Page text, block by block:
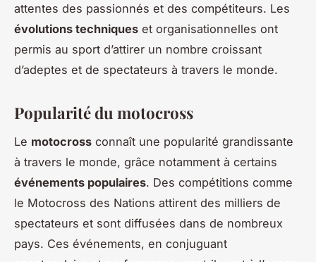
attentes des passionnés et des compétiteurs. Les
évolutions techniques et organisationnelles ont
permis au sport d’attirer un nombre croissant
d’adeptes et de spectateurs à travers le monde.
Popularité du motocross
Le motocross connaît une popularité grandissante
à travers le monde, grâce notamment à certains
événements populaires. Des compétitions comme
le Motocross des Nations attirent des milliers de
spectateurs et sont diffusées dans de nombreux
pays. Ces événements, en conjuguant